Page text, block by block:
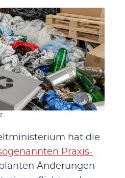
hat die
Praxis-
Änderungen